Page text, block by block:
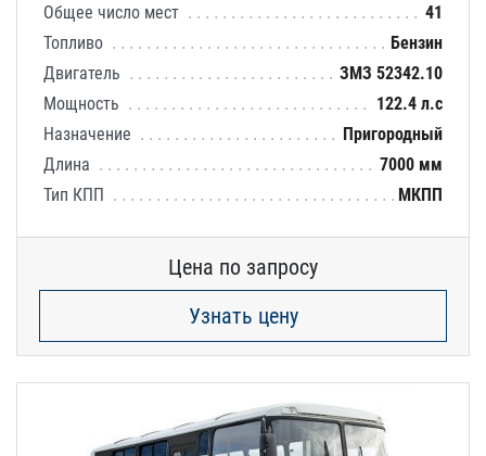
Общее число мест
41
Топливо
Бензин
Двигатель
ЗМЗ 52342.10
Мощность
122.4 л.с
Назначение
Пригородный
Длина
7000 мм
Тип КПП
МКПП
Цена по запросу
Узнать цену